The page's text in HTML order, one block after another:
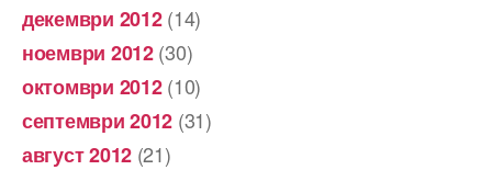
декември 2012(14)
ноември 2012(30)
октомври 2012(10)
септември 2012 (31)
август 2012 (21)